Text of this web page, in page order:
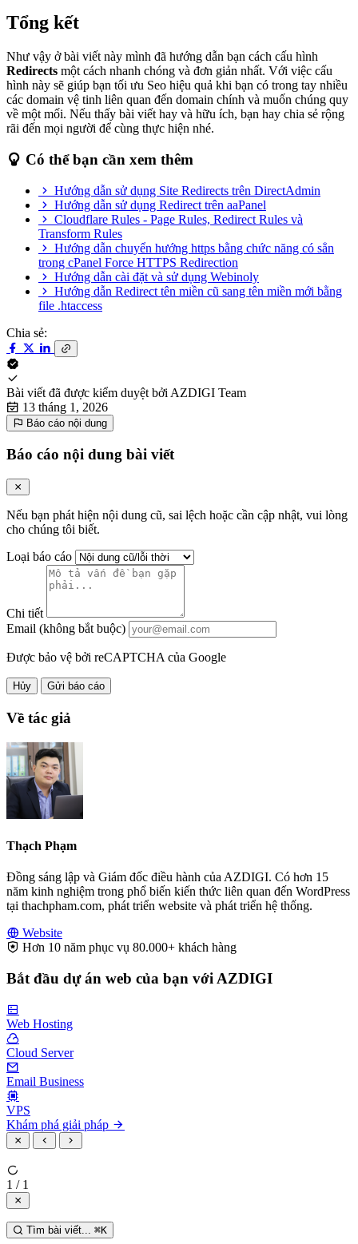
Tổng kết
Như vậy ở bài viết này mình đã hướng dẫn bạn cách cấu hình
Redirects một cách nhanh chóng và đơn giản nhất. Với việc cấu
hình này sẽ giúp bạn tối ưu Seo hiệu quả khi bạn có trong tay nhiều
các domain vệ tinh liên quan đến domain chính và muốn chúng quy
về một mối. Nếu thấy bài viết hay và hữu ích, bạn hay chia sẻ rộng
rãi đến mọi người để cùng thực hiện nhé.
Có thể bạn cần xem thêm
Hướng dẫn sử dụng Site Redirects trên DirectAdmin
Hướng dẫn sử dụng Redirect trên aaPanel
Cloudflare Rules - Page Rules, Redirect Rules và
Transform Rules
Hướng dẫn chuyển hướng https bằng chức năng có sẳn
trong cPanel Force HTTPS Redirection
Hướng dẫn cài đặt và sử dụng Webinoly
Hướng dẫn Redirect tên miền cũ sang tên miền mới bằng
file .htaccess
Chia sẻ:
Bài viết đã được kiểm duyệt bởi AZDIGI Team
13 tháng 1, 2026
Báo cáo nội dung
Báo cáo nội dung bài viết
Nếu bạn phát hiện nội dung cũ, sai lệch hoặc cần cập nhật, vui lòng
cho chúng tôi biết.
Loại báo cáo
Chi tiết
Email (không bắt buộc)
Được bảo vệ bởi reCAPTCHA của Google
Hủy Gửi báo cáo
Về tác giả
Thạch Phạm
Đồng sáng lập và Giám đốc điều hành của AZDIGI. Có hơn 15
năm kinh nghiệm trong phổ biến kiến thức liên quan đến WordPress
tại thachpham.com, phát triển website và phát triển hệ thống.
Website
Hơn 10 năm phục vụ 80.000+ khách hàng
Bắt đầu dự án web của bạn với AZDIGI
Web Hosting
Cloud Server
Email Business
VPS
Khám phá giải pháp
1 / 1
Tìm bài viết... ⌘K